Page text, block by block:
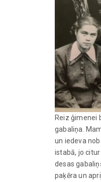
Reiz ģimenei
gabaliņa.
un iedeva
istabā, jo
desas
paķēra un